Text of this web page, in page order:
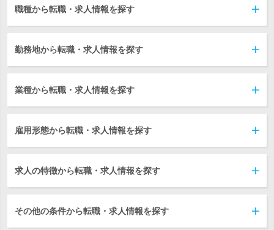
職種から転職・求人情報を探す
勤務地から転職・求人情報を探す
業種から転職・求人情報を探す
雇用形態から転職・求人情報を探す
求人の特徴から転職・求人情報を探す
その他の条件から転職・求人情報を探す